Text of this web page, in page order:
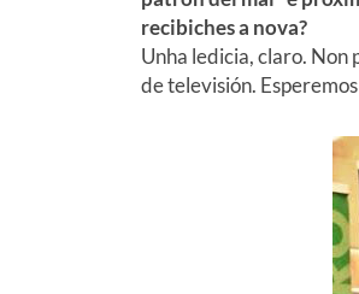
recibiches a nova?
Unha ledicia, claro. Non
de televisión.